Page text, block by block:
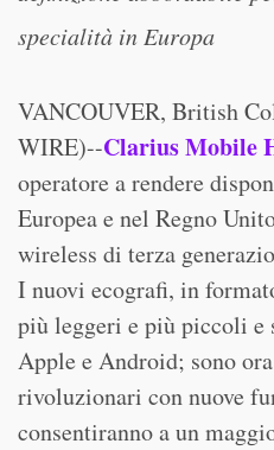
specialità in Europa
VANCOUVER, British
WIRE)--Clarius Mobile
operatore a rendere
Europea e nel Regno
wireless di terza
I nuovi ecografi, in
più leggeri e più piccoli
Apple e Android; sono
rivoluzionari con nuove
consentiranno a un